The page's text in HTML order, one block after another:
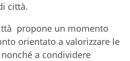
città.
propone un momento
orientato a valorizzare le
a condividere